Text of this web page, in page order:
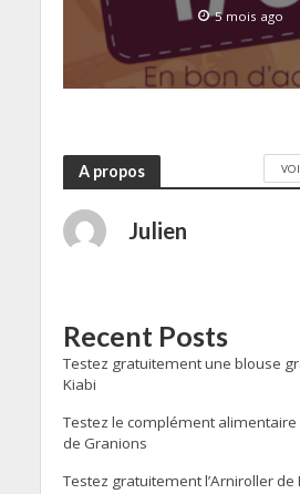
5 mois ago
A propos
Julien
Recent Posts
Testez gratuitement une blouse
Kiabi
Testez le complément alimentaire
de Granions
Testez gratuitement l’Arniroller de